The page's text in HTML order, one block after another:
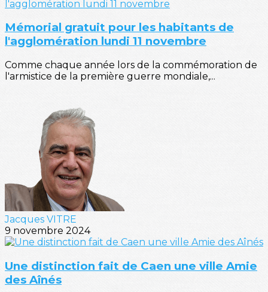
Mémorial gratuit pour les habitants de
l'agglomération lundi 11 novembre
Comme chaque année lors de la commémoration de
l'armistice de la première guerre mondiale,...
Jacques VITRE
9 novembre 2024
Une distinction fait de Caen une ville Amie
des Aînés